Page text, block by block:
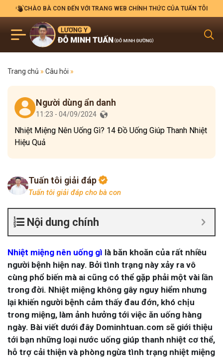
CHÀO BÀ CON ĐẾN VỚI TRANG WEB CHÍNH THỨC CỦA TUẤN TÔI
Trang chủ » Câu hỏi »
Người dùng ẩn danh
11:23 - 04/09/2024
Nhiệt Miệng Nên Uống Gì? 14 Đồ Uống Giúp Thanh Nhiệt
Hiệu Quả
Tuấn tôi giải đáp
Tuấn tôi giải đáp cho bà con
Nội dung chính
Nhiệt miệng nên uống gì là băn khoăn của rất nhiều
người bệnh hiện nay. Bởi tình trạng này xảy ra vô
cùng phổ biến mà ai cũng có thể gặp phải một vài lần
trong đời. Nhiệt miệng không gây nguy hiểm nhưng
lại khiến người bệnh cảm thấy đau đớn, khó chịu
trong miệng, làm ảnh hưởng tới việc ăn uống hàng
ngày. Bài viết dưới đây Dominhtuan.com sẽ giới thiệu
tới bạn những loại nước uống giúp thanh nhiệt cơ thể,
hỗ trợ cải thiện và phòng ngừa tình trạng nhiệt miệng